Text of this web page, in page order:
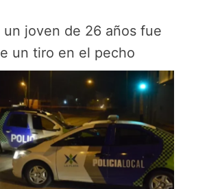
un joven de 26 años fue
un tiro en el pecho